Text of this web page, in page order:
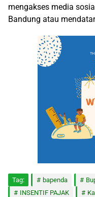
mengakses media
Bandung atau
Tag: bapenda
INSENTIF PAJAK